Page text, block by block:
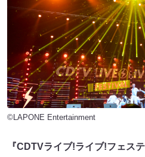
©LAPONE Entertainment
『CDTVライブ!ライブ!フェス